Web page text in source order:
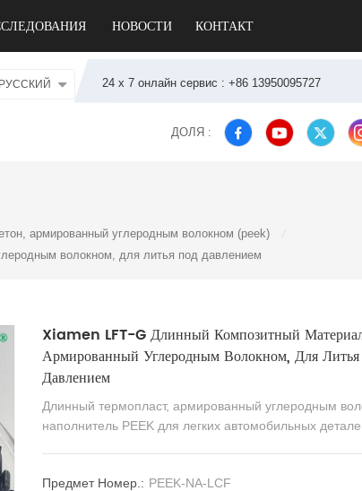
НОВОСТИ КОНТАКТ
24 х 7 онлайн сервис : +86 13950095727
РУССКИЙ
ДОЛЯ :
армированный углеродным волокном (peek)
волокном, для литья под давлением
Xiamen LFT-G Длинный Композитный
Армированный Углеродным Волокном, Для
Давлением
Длинный термопласт, армированный углеродным
наполнитель PEEK для легких автомобильных
Предмет Номер.: PEEK-NA-LCF